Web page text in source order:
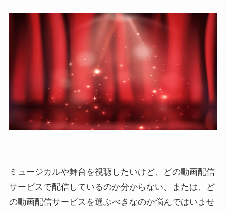
ミュージカルや舞台を視聴したいけど、どの動画配信
サービスで配信しているのか分からない、または、ど
の動画配信サービスを選ぶべきなのか悩んではいませ